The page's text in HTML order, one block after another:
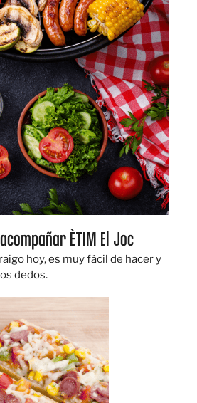
ÈTIM El Joc
hoy, es muy fácil de hacer y
dedos.